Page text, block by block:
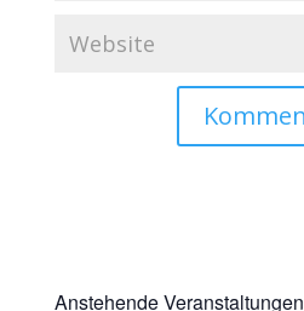
Anstehende Veranstaltungen